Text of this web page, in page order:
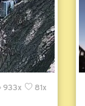
81x
933x